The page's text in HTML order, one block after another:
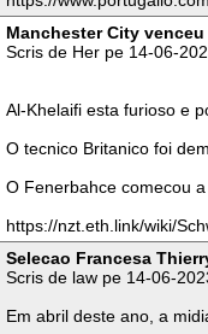
Manchester City venceu
Scris de Her pe 14-06-
Al-Khelaifi esta furioso e
O tecnico Britanico foi
O Fenerbahce comecou
https://nzt.eth.link/wiki/
Selecao Francesa
Scris de law pe 14-06-
Em abril deste ano, a